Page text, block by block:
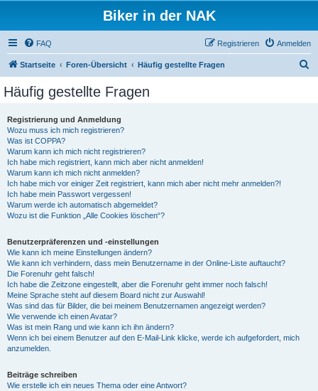
Biker in der NAK
FAQ Anmelden
Registrieren
Startseite Foren-Übersicht Häufig gestellte Fragen
Häufig gestellte Fragen
Registrierung und Anmeldung
Wozu muss ich mich registrieren?
Was ist COPPA?
Warum kann ich mich nicht registrieren?
Ich habe mich registriert, kann mich aber nicht anmelden!
Warum kann ich mich nicht anmelden?
Ich habe mich vor einiger Zeit registriert, kann mich aber nicht mehr anmelden?!
Ich habe mein Passwort vergessen!
Warum werde ich automatisch abgemeldet?
Wozu ist die Funktion „Alle Cookies löschen“?
Benutzerpräferenzen und -einstellungen
Wie kann ich meine Einstellungen ändern?
Wie kann ich verhindern, dass mein Benutzername in der Online-Liste auftaucht?
Die Forenuhr geht falsch!
Ich habe die Zeitzone eingestellt, aber die Forenuhr geht immer noch falsch!
Meine Sprache steht auf diesem Board nicht zur Auswahl!
Was sind das für Bilder, die bei meinem Benutzernamen angezeigt werden?
Wie verwende ich einen Avatar?
Was ist mein Rang und wie kann ich ihn ändern?
Wenn ich bei einem Benutzer auf den E-Mail-Link klicke, werde ich aufgefordert, mich
anzumelden.
Beiträge schreiben
Wie erstelle ich ein neues Thema oder eine Antwort?